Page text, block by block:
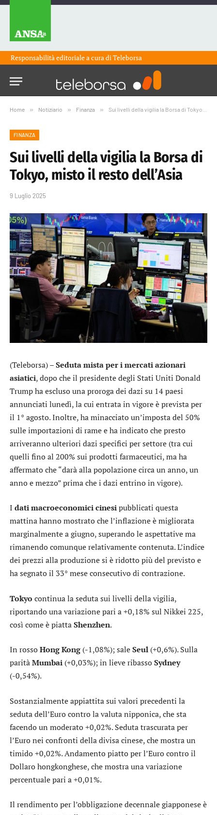
Responsabilità editoriale a cura diTeleborsa
Home » Notiziario » Finanza » Sui livelli della vigilia la Borsa di Tokyo, misto il resto dell’Asia
FINANZA
Sui livelli della vigilia la Borsa di
Tokyo, misto il resto dell’Asia
9 Luglio 2025
(Teleborsa) –Seduta mista per i mercati azionari
asiatici, dopo che il presidente degli Stati Uniti Donald
Trump ha escluso una proroga dei dazi su 14 paesi
annunciati lunedì, la cui entrata in vigore è prevista per
il 1° agosto. Inoltre, ha minacciato un’imposta del 50%
sulle importazioni di rame e ha indicato che presto
arriveranno ulteriori dazi specifici per settore (tra cui
quelli fino al 200% sui prodotti farmaceutici, ma ha
affermato che “darà alla popolazione circa un anno, un
anno e mezzo” prima che i dazi entrino in vigore).
I dati macroeconomici cinesipubblicati questa
mattina hanno mostrato che l’inflazione è migliorata
marginalmente a giugno, superando le aspettative ma
rimanendo comunque relativamente contenuta. L’indice
dei prezzi alla produzione si è ridotto più del previsto e
ha segnato il 33° mese consecutivo di contrazione.
Tokyo continua la seduta sui livelli della vigilia,
riportando una variazione pari a +0,18% sul Nikkei 225,
così come è piattaShenzhen.
In rossoHong Kong(-1,08%); saleSeul (+0,6%). Sulla
paritàMumbai (+0,03%); in lieve ribassoSydney
(-0,54%).
Sostanzialmente appiattita sui valori precedenti la
seduta dell’Euro contro la valuta nipponica, che sta
facendo un moderato +0,02%. Seduta trascurata per
l’Euro nei confronti della divisa cinese, che mostra un
timido +0,02%. Andamento piatto per l’Euro contro il
Dollaro hongkonghese, che mostra una variazione
percentuale pari a +0,01%.
Il rendimento per l’obbligazione decennale giapponeseè